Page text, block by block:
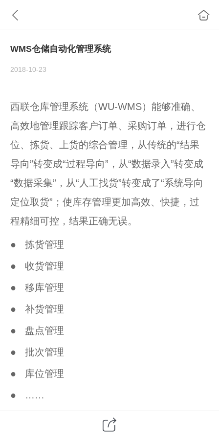
WMS仓储自动化管理系统
2018-10-23
西联仓库管理系统（WU-WMS）能够准确、
高效地管理跟踪客户订单、采购订单，进行仓
位、拣货、上货的综合管理，从传统的“结果
导向”转变成“过程导向”，从“数据录入”转变成
“数据采集”，从“人工找货”转变成了“系统导向
定位取货”；使库存管理更加高效、快捷，过
程精细可控，结果正确无误。
● 拣货管理
● 收货管理
● 移库管理
● 补货管理
● 盘点管理
● 批次管理
● 库位管理
● ……